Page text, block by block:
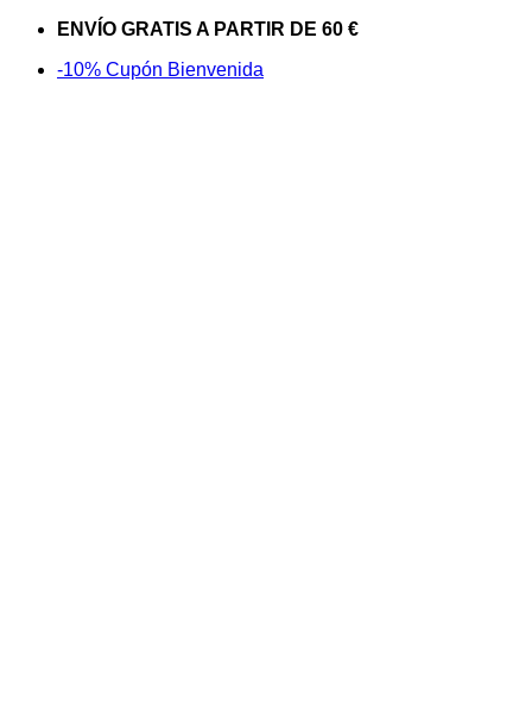
Saltar
contenido
ENVÍO GRATIS A PARTIR DE 60 €
-10% Cupón Bienvenida